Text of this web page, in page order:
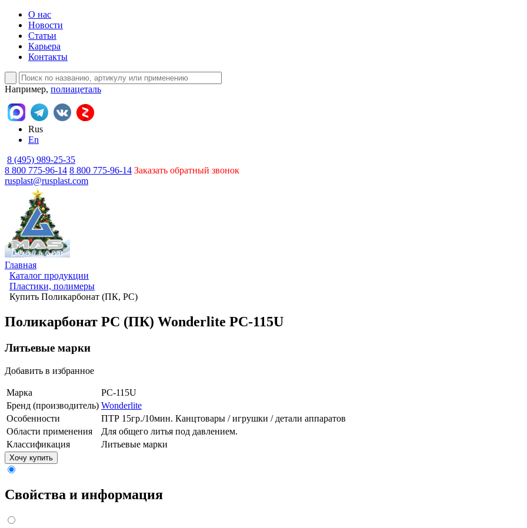
О нас
Новости
Статьи
Карьера
Контакты
Например, полиацеталь
Rus
En
8 (495) 989-25-35
8 800 775-96-14 8 800 775-96-14 Заказать обратный звонок
rusplast@rusplast.com
Главная
Каталог продукции
Пластики, полимеры
Купить Поликарбонат (ПК, PC)
Поликарбонат PC (ПК) Wonderlite PC-115U
Литьевые марки
Добавить в избранное
Марка
PC-115U
Бренд (производитель) Wonderlite
Особенности
ПТР 15гр./10мин. Канцтовары / игрушки / детали аппаратов
Области применения
Для общего литья под давлением.
Классификация
Литьевые марки
Хочу купить
Свойства и информация